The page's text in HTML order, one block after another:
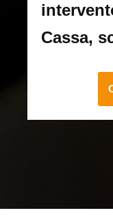
Cassa,